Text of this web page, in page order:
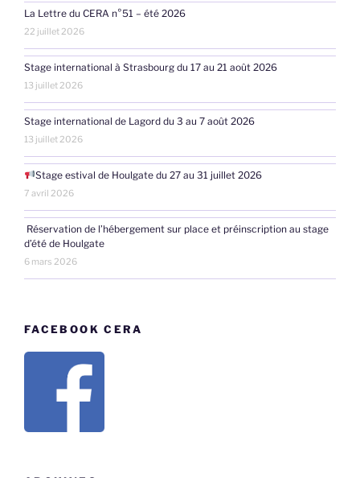
La Lettre du CERA n°51 – été 2026
22 juillet 2026
Stage international à Strasbourg du 17 au 21 août 2026
13 juillet 2026
Stage international de Lagord du 3 au 7 août 2026
13 juillet 2026
Stage estival de Houlgate du 27 au 31 juillet 2026
7 avril 2026
Réservation de l’hébergement sur place et préinscription au stage
d’été de Houlgate
6 mars 2026
FACEBOOK CERA